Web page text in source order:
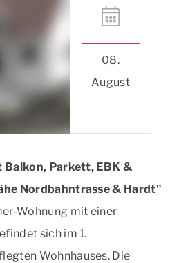
08.
August
Parkett, EBK &
Nordbahntrasse & Hardt"
Wohnung mit einer
sich im 1.
Wohnhauses. Die